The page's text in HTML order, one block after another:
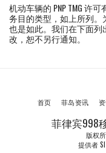
机动车辆的 PNP TMG 许
务目的类型，如上所列
也是如此。我们在下面
改，恕不另行通知。
菲律宾998
版权
提供者
首页 菲岛资讯